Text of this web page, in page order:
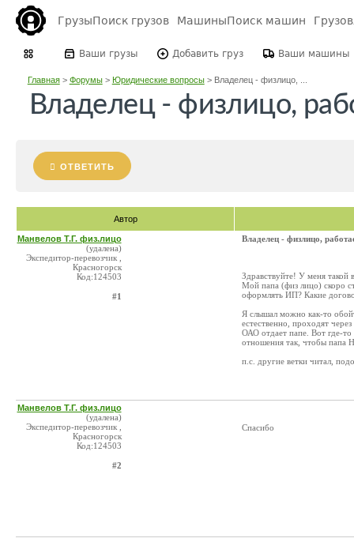
ГрузыПоиск грузов МашиныПоиск машин
Ваши грузы Добавить груз Ваши машины
Главная> Форумы> Юридические вопросы> Владелец - физлицо, ...
Владелец - физлицо,
ОТВЕТИТЬ
Автор
Манвелов Т.Г. физ.лицо
(удалена)
Экспедитор-перевозчик ,
Красногорск
Код:124503
#1
Владелец - физлицо,
Здравствуйте! У меня такой
Мой папа (физ лицо) скоро
оформлять ИП? Какие
Я слышал можно как-то
естественно, проходят
ОАО отдает папе. Вот где-
отношения так, чтобы папа
п.с. другие ветки читал,
Манвелов Т.Г. физ.лицо
(удалена)
Экспедитор-перевозчик ,
Красногорск
Код:124503
#2
Спасибо